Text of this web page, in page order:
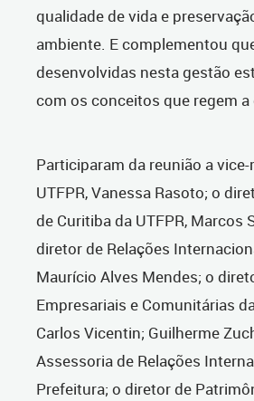
qualidade de vida e
ambiente. E complementou
desenvolvidas nesta gestão
com os conceitos que regem a
Participaram da reunião a
UTFPR, Vanessa Rasoto; o
de Curitiba da UTFPR, Marcos
diretor de Relações
Maurício Alves Mendes; o
Empresariais e Comunitárias
Carlos Vicentin; Guilherme
Assessoria de Relações
Prefeitura; o diretor de